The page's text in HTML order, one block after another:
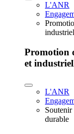
L'ANR
Promotion
et
L'ANR
Soutenir
durable